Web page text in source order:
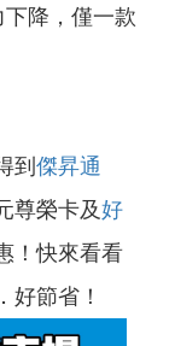
降，僅一款
到 傑昇通
尊榮卡及好
！快來看看
好節省！